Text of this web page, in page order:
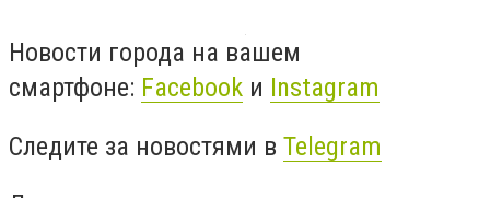
Новости города на вашем
смартфоне: Facebook и Instagram
Следите за новостями в Telegram